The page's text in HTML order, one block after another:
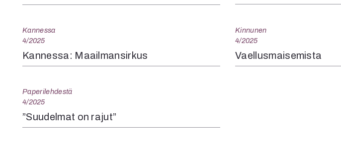
Kannessa
4/2025
Kannessa: Maailmansirkus
Kinnunen
4/2025
Vaellusmaisemista
Paperilehdestä
4/2025
”Suudelmat on rajut”